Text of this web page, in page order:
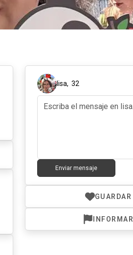
lisa,32
Enviar mensaje
GUARDAR
INFORMAR